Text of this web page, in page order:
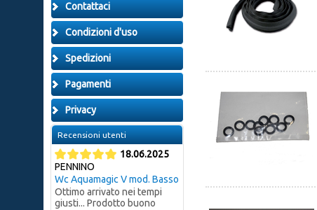
Contattaci
Condizioni d'uso
Spedizioni
Pagamenti
Privacy
Recensioni utenti
18.06.2025
PENNINO
Wc Aquamagic V mod. Basso
Ottimo arrivato nei tempi
giusti... Prodotto buono